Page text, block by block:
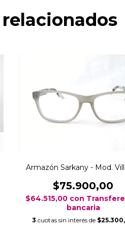
Armazón Sarkany - Mod.
$75.900,00
$64.515,00 con
bancaria
3 cuotas sin interés de